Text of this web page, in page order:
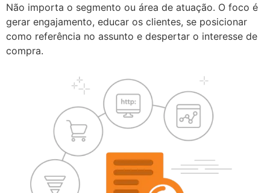
Não importa o segmento ou área de atuação. O foco é
gerar engajamento, educar os clientes, se posicionar
como referência no assunto e despertar o interesse de
compra.